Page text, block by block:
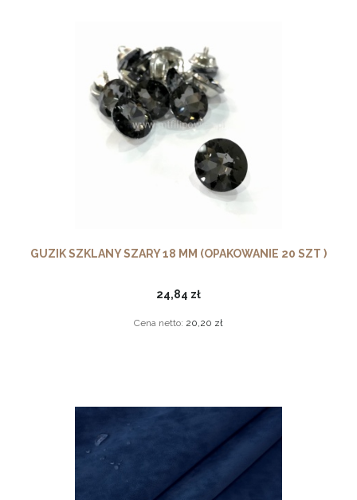
GUZIK SZKLANY SZARY 18 MM (OPAKOWANIE 20 SZT )
24,84 zł
Cena netto: 20,20 zł